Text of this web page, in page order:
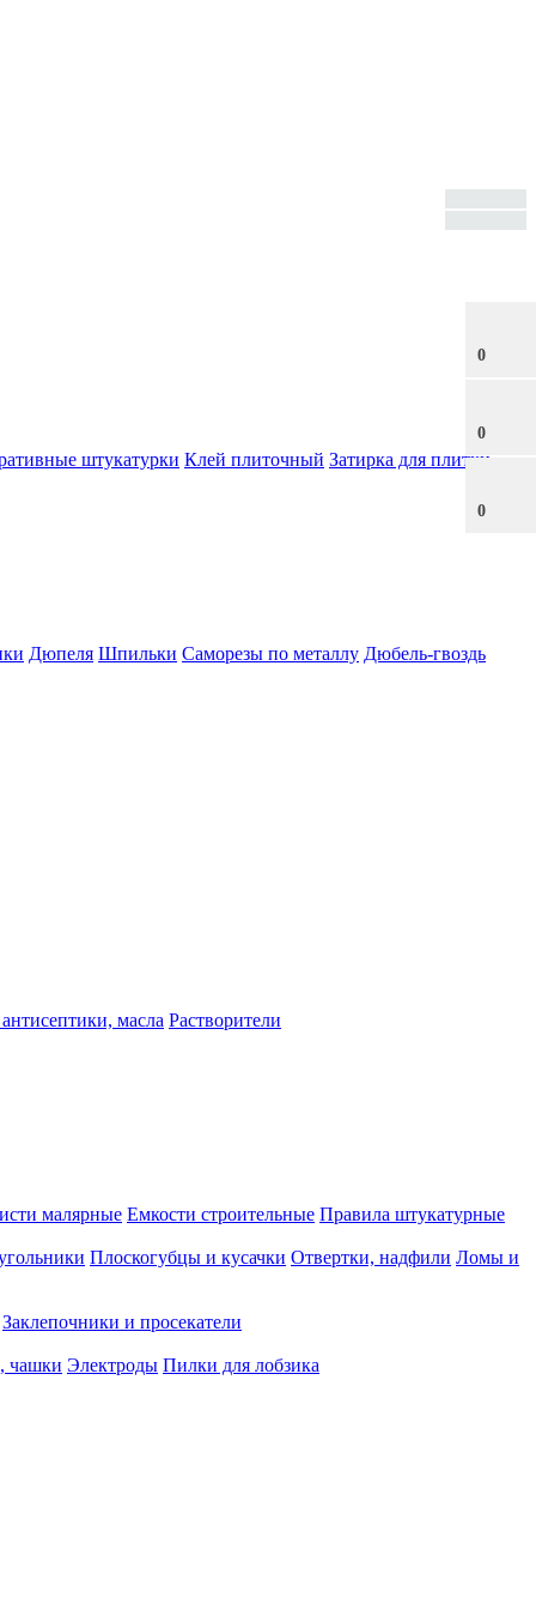
0
0
0
штукатурки Клей плиточный Затирка для плитки
Дюпеля Шпильки Саморезы по металлу Дюбель-гвоздь
масла Растворители
малярные Емкости строительные Правила штукатурные
Плоскогубцы и кусачки Отвертки, надфили Ломы и
Заклепочники и просекатели
чашки Электроды Пилки для лобзика